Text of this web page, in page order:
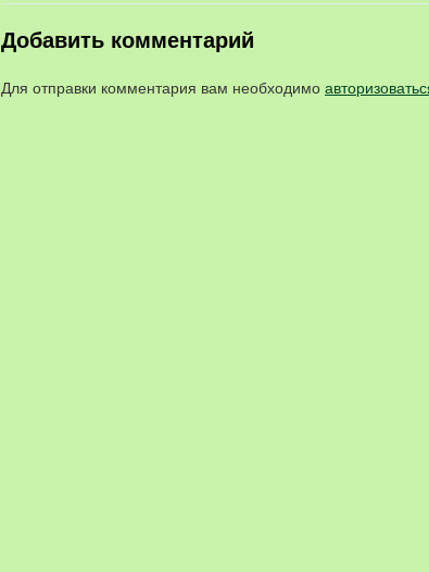
Добавить комментарий
Для отправки комментария вам необходимо